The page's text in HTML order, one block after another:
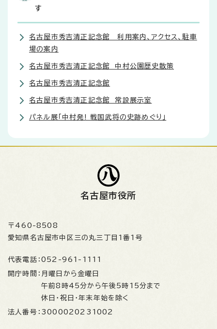
す
名古屋市秀吉清正記念館 利用案内、アクセス、駐車
場の案内
名古屋市秀吉清正記念館 中村公園歴史散策
名古屋市秀吉清正記念館
名古屋市秀吉清正記念館 常設展示室
パネル展「中村発! 戦国武将の史跡めぐり」
名古屋市役所
〒460-8508
愛知県名古屋市中区三の丸三丁目1番1号
代表電話： 052-961-1111
開庁時間： 月曜日から金曜日
午前8時45分から午後5時15分まで
休日・祝日・年末年始を除く
法人番号： 3000020231002